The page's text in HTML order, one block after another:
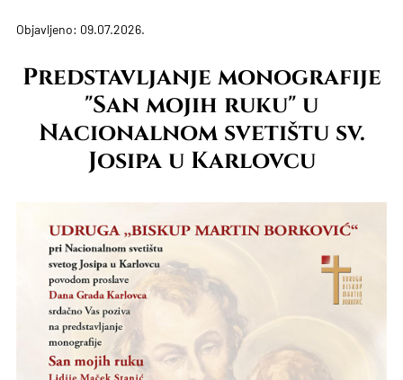
Objavljeno: 09.07.2026.
Predstavljanje monografije
"San mojih ruku" u
Nacionalnom svetištu sv.
Josipa u Karlovcu